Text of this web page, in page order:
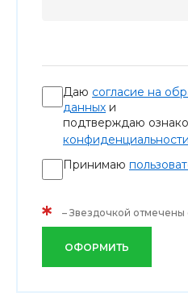
Даю согласие на
данных и
подтверждаю
конфиденциальности
Принимаю
* – Звездочкой
ОФОРМИТЬ